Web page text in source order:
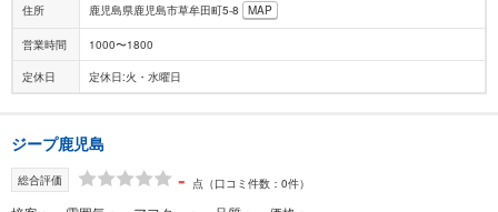
住所 鹿児島県鹿児島市草牟田町5-8 MAP
営業時間 1000〜1800
定休日 定休日:火・水曜日
ジープ鹿児島
総合評価 - 点 （口コミ件数：0件）